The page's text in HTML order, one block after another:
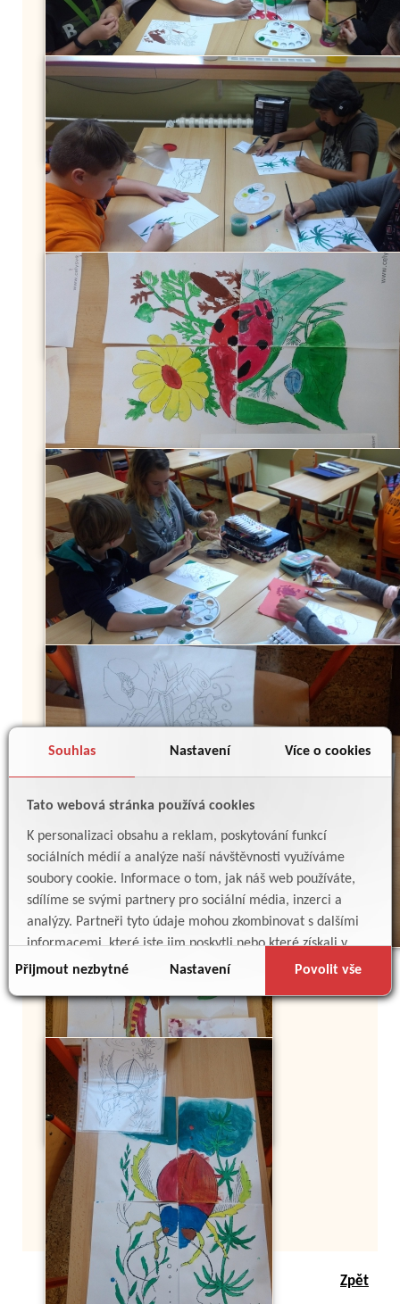
Souhlas Nastavení Více o cookies
Tato webová stránka používá cookies
K personalizaci obsahu a reklam, poskytování funkcí
sociálních médií a analýze naší návštěvnosti využíváme
soubory cookie. Informace o tom, jak náš web používáte,
sdílíme se svými partnery pro sociální média, inzerci a
analýzy. Partneři tyto údaje mohou zkombinovat s dalšími
informacemi, které jste jim poskytli nebo které získali v
důsledku toho, že používáte jejich služby.
Přijmout nezbytné Nastavení Povolit vše
Zpět